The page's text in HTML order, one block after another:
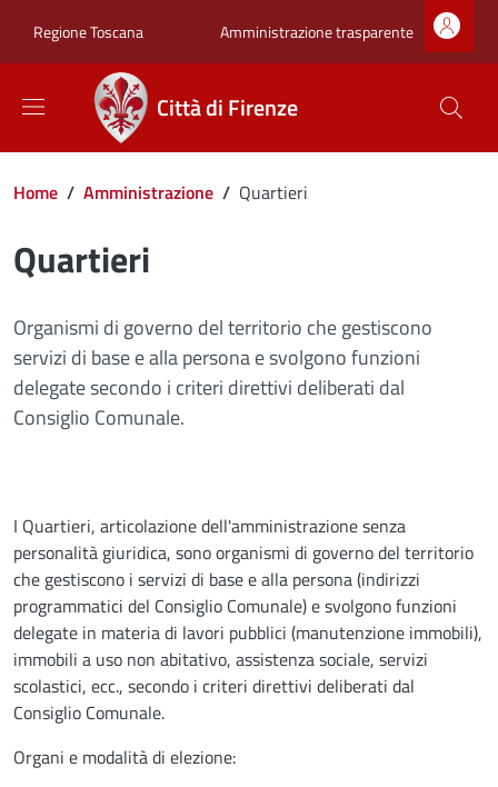
Regione Toscana Zona superiore
Amministrazione trasparente
Città di Firenze
Briciole di pane
Home / Amministrazione / Quartieri
Quartieri
Organismi di governo del territorio che gestiscono
servizi di base e alla persona e svolgono funzioni
delegate secondo i criteri direttivi deliberati dal
Consiglio Comunale.
I Quartieri, articolazione dell'amministrazione senza
personalità giuridica, sono organismi di governo del territorio
che gestiscono i servizi di base e alla persona (indirizzi
programmatici del Consiglio Comunale) e svolgono funzioni
delegate in materia di lavori pubblici (manutenzione immobili),
immobili a uso non abitativo, assistenza sociale, servizi
scolastici, ecc., secondo i criteri direttivi deliberati dal
Consiglio Comunale.
Organi e modalità di elezione: